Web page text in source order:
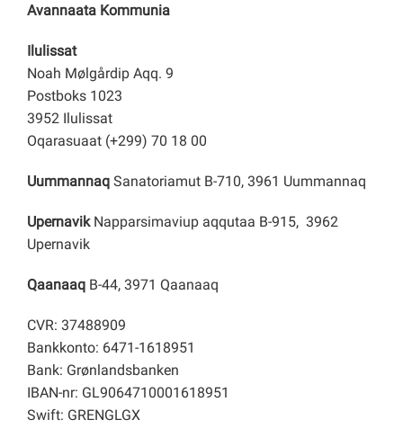
Avannaata Kommunia
Ilulissat
Noah Mølgårdip Aqq. 9
Postboks 1023
3952 Ilulissat
Oqarasuaat (+299) 70 18 00
Uummannaq Sanatoriamut B-710, 3961 Uummannaq
Upernavik Napparsimaviup aqqutaa B-915, 3962
Upernavik
Qaanaaq B-44, 3971 Qaanaaq
CVR: 37488909
Bankkonto: 6471-1618951
Bank: Grønlandsbanken
IBAN-nr: GL9064710001618951
Swift: GRENGLGX